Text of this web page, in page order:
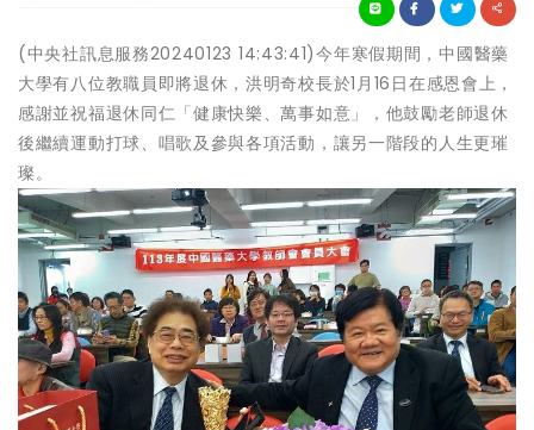
(中央社訊息服務20240123 14:43:41)今年寒假期間，中國醫藥
大學有八位教職員即將退休，洪明奇校長於1月16日在感恩會上，
感謝並祝福退休同仁「健康快樂、萬事如意」，他鼓勵老師退休
後繼續運動打球、唱歌及參與各項活動，讓另一階段的人生更璀
璨。